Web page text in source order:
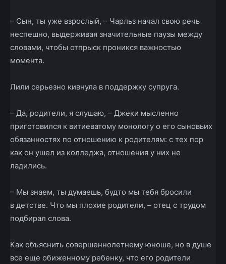
– Сын, ты уже взрослый, – Чарльз начал свою речь
неспешно, выдерживая значительные паузы между
словами, чтобы отпрыск проникся важностью
момента.
Лили серьезно кивнула в поддержку супруга.
– Да, родители, я слушаю, – Джеки мысленно
приготовился к витиеватому монологу о его сыновьих
обязанностях по отношению к родителям: с тех пор
как он ушел из колледжа, отношения у них не
ладились.
– Мы знаем, ты думаешь, будто мы тебя бросили
в детстве. Что мы плохие родители, – отец с трудом
подбирал слова.
Как объяснить совершеннолетнему юноше, но в душе
все еще обиженному ребенку, что его родители